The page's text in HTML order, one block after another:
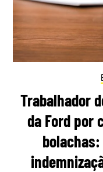
Trabalhador
da Ford por